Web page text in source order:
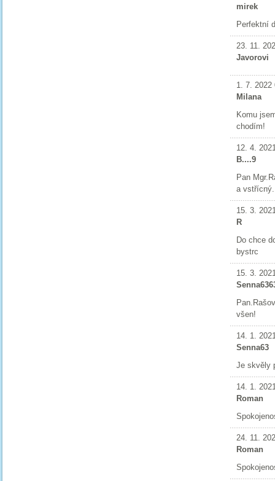
mirek
Perfektní
23. 11.
Javorovi
1. 7. 2022
Milana
Komu
chodím!
12. 4.
B....9
Pan
a
15. 3.
R
Do chce
bystrc
15. 3.
všen!
14. 1.
Senna63
Je skvěly
14. 1.
Roman
24. 11.
Roman